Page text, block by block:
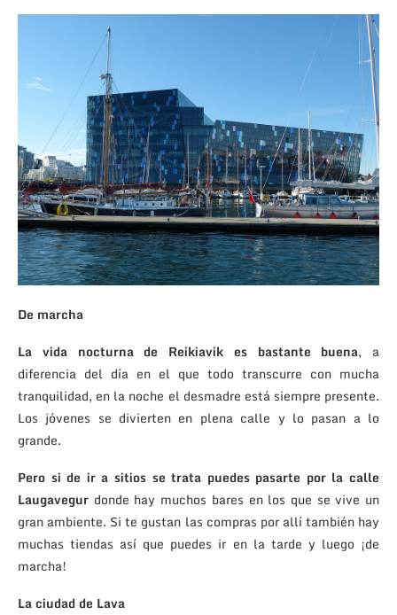
De marcha
La vida nocturna de Reikiavik es bastante buena, a
diferencia del día en el que todo transcurre con mucha
tranquilidad, en la noche el desmadre está siempre presente.
Los jóvenes se divierten en plena calle y lo pasan a lo
grande.
Pero si de ir a sitios se trata puedes pasarte por la calle
Laugavegur donde hay muchos bares en los que se vive un
gran ambiente. Si te gustan las compras por allí también hay
muchas tiendas así que puedes ir en la tarde y luego ¡de
marcha!
La ciudad de Lava